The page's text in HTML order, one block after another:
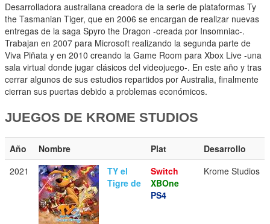
Desarrolladora australiana creadora de la serie de plataformas Ty
the Tasmanian Tiger, que en 2006 se encargan de realizar nuevas
entregas de la saga Spyro the Dragon -creada por Insomniac-.
Trabajan en 2007 para Microsoft realizando la segunda parte de
Viva Piñata y en 2010 creando la Game Room para Xbox Live -una
sala virtual donde jugar clásicos del videojuego-. En este año y tras
cerrar algunos de sus estudios repartidos por Australia, finalmente
cierran sus puertas debido a problemas económicos.
JUEGOS DE KROME STUDIOS
Año Nombre Plat
Desarrollo
2021
TY el
Tigre de
Switch
XBOne
PS4
Krome Studios